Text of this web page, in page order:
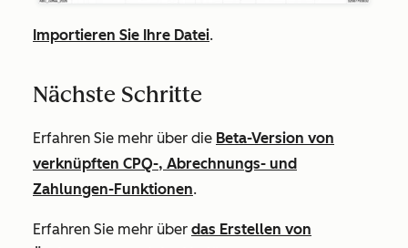
Importieren Sie Ihre Datei.
Nächste Schritte
Erfahren Sie mehr über die Beta-Version von
verknüpften CPQ-, Abrechnungs- und
Zahlungen-Funktionen.
Erfahren Sie mehr über das Erstellen von